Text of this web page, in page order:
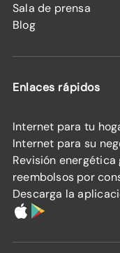
Sala de prensa
Blog
Enlaces rápidos
Internet para tu
Internet para su
Revisión
reembolsos por
Descarga la